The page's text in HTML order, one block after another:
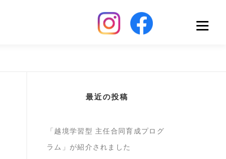
Menu
最近の投稿
「越境学習型 主任合同育成プログ
ラム」が紹介されました